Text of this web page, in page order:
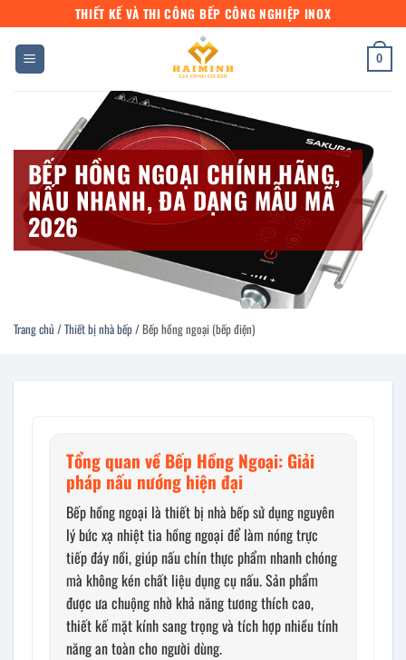
qua
dung
THIẾT KẾ VÀ THI CÔNG BẾP CÔNG NGHIỆP INOX
0
BẾP HỒNG NGOẠI CHÍNH HÃNG,
NẤU NHANH, ĐA DẠNG MẪU MÃ
2026
Trang chủ /Thiết bị nhà bếp/Bếp hồng ngoại (bếp điện)
Tổng quan về Bếp Hồng Ngoại: Giải
pháp nấu nướng hiện đại
Bếp hồng ngoại là thiết bị nhà bếp sử dụng nguyên
lý bức xạ nhiệt tia hồng ngoại để làm nóng trực
tiếp đáy nồi, giúp nấu chín thực phẩm nhanh chóng
mà không kén chất liệu dụng cụ nấu. Sản phẩm
được ưa chuộng nhờ khả năng tương thích cao,
thiết kế mặt kính sang trọng và tích hợp nhiều tính
năng an toàn cho người dùng.